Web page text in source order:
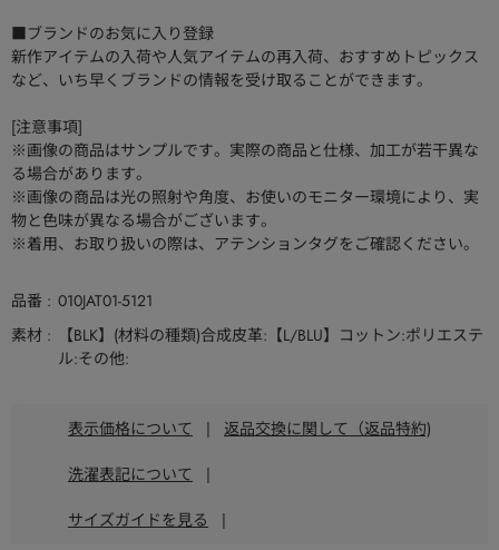
■ブランドのお気に入り登録
新作アイテムの入荷や人気アイテムの再入荷、おすすめトピックス
など、いち早くブランドの情報を受け取ることができます。
[注意事項]
※画像の商品はサンプルです。実際の商品と仕様、加工が若干異な
る場合があります。
※画像の商品は光の照射や角度、お使いのモニター環境により、実
物と色味が異なる場合がございます。
※着用、お取り扱いの際は、アテンションタグをご確認ください。
品番
010JAT01-5121
素材
【BLK】(材料の種類)合成皮革:【L/BLU】コットン:ポリエステ
ル:その他:
表示価格について | 返品交換に関して（返品特約)
洗濯表記について |
サイズガイドを見る |